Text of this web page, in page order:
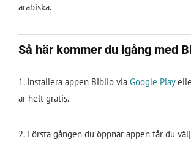
arabiska.
Så här kommer du igång med
1. Installera appen Biblio via Google Play
är helt gratis.
2. Första gången du öppnar appen får du